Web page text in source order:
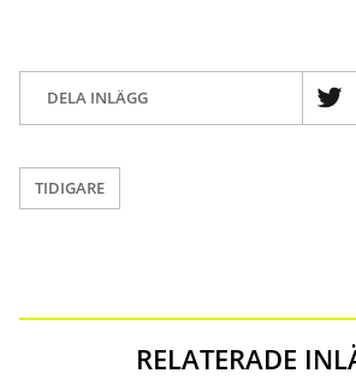
DELA INLÄGG
TIDIGARE
RELATERADE